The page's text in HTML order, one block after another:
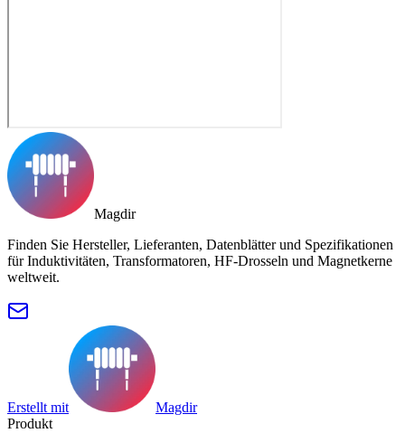
Magdir
Finden Sie Hersteller, Lieferanten, Datenblätter und Spezifikationen
für Induktivitäten, Transformatoren, HF-Drosseln und Magnetkerne
weltweit.
Erstellt mit
Magdir
Produkt